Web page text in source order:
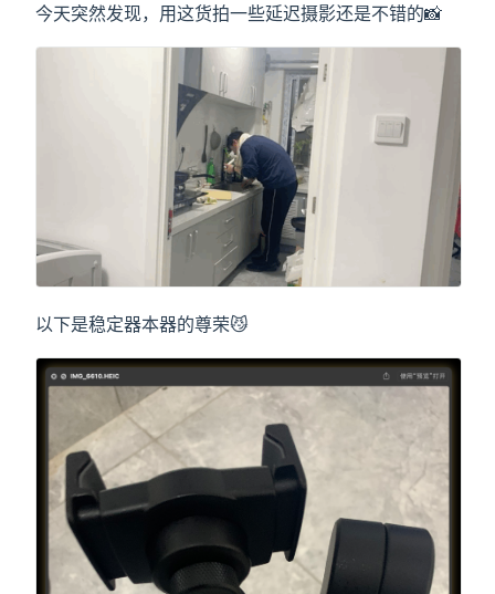
今天突然发现，用这货拍一些延迟摄影还是不错的📸
以下是稳定器本器的尊荣😼